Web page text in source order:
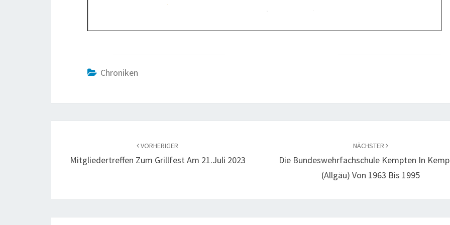
Chroniken
VORHERIGER
Mitgliedertreffen Zum Grillfest Am 21.Juli 2023
NÄCHSTER
Die Bundeswehrfachschule Kempten In
(Allgäu) Von 1963 Bis 1995